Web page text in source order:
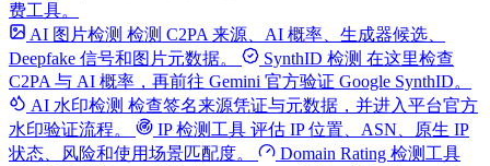
费工具。
AI 图片检测 检测 C2PA 来源、AI 概率、生成器候选、
Deepfake 信号和图片元数据。
SynthID 检测 在这里检查
C2PA 与 AI 概率，再前往 Gemini 官方验证 Google SynthID。
AI 水印检测 检查签名来源凭证与元数据，并进入平台官方
水印验证流程。
IP 检测工具 评估 IP 位置、ASN、原生 IP
状态、风险和使用场景匹配度。
Domain Rating 检测工具